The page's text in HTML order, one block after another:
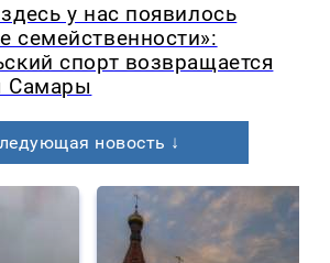
у нас появилось
семейственности»:
спорт возвращается
Самары
новость ↓